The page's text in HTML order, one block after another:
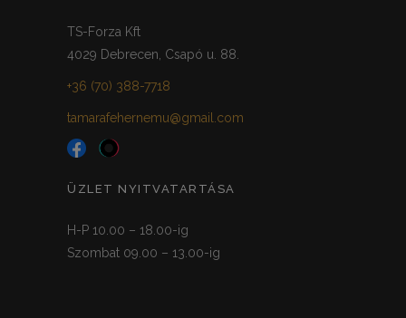
TS-Forza Kft
4029 Debrecen, Csapó u. 88.
+36 (70) 388-7718
tamarafehernemu@gmail.com
ÜZLET NYITVATARTÁSA
H-P 10.00 – 18.00-ig
Szombat 09.00 – 13.00-ig